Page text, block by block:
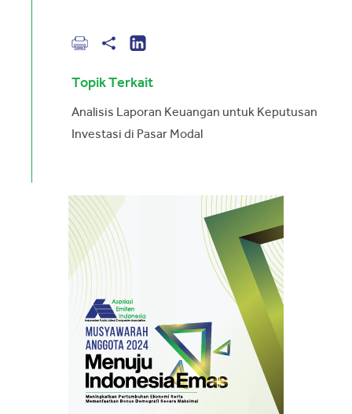
Topik Terkait
Analisis Laporan Keuangan untuk Keputusan
Investasi di Pasar Modal